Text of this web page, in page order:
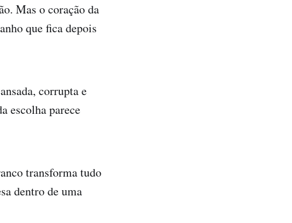
Mas o coração da
que fica depois
corrupta e
escolha parece
transforma tudo
dentro de uma